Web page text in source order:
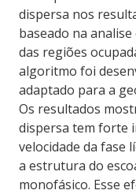
dispersa nos
baseado na analise
das regiões
algoritmo foi
adaptado para a
Os resultados
dispersa tem forte
velocidade da fase
a estrutura do
monofásico. Esse